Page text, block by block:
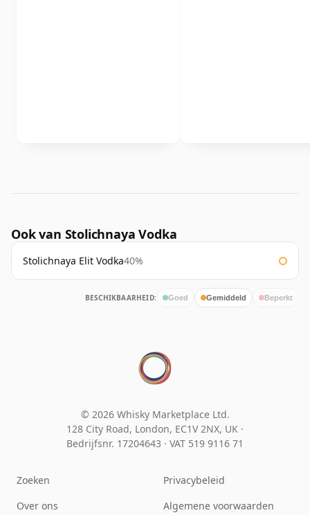
Ook van Stolichnaya Vodka
Stolichnaya Elit Vodka40%
BESCHIKBAARHEID: Goed Gemiddeld Beperkt
© 2026 Whisky Marketplace Ltd.
128 City Road, London, EC1V 2NX, UK ·
Bedrijfsnr. 17204643 · VAT 519 9116 71
Zoeken
Over ons
Privacybeleid
Algemene voorwaarden